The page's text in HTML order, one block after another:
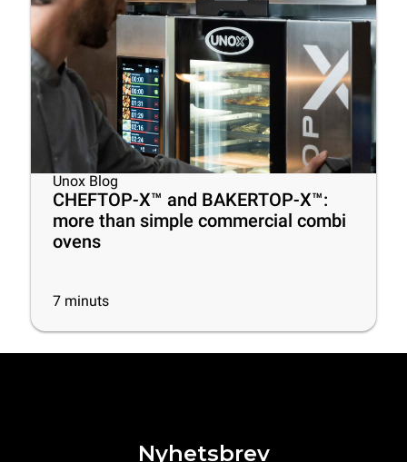
Unox Blog
CHEFTOP-X™ and BAKERTOP-X™:
more than simple commercial combi
ovens
7 minuts
Nyhetsbrev